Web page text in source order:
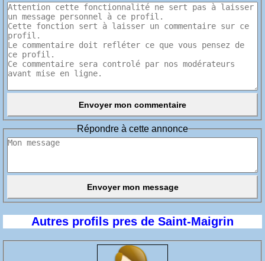
Répondre à cette annonce
Autres profils pres de Saint-Maigrin